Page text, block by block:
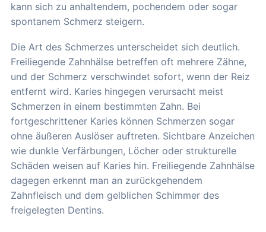
kann sich zu anhaltendem, pochendem oder sogar
spontanem Schmerz steigern.
Die Art des Schmerzes unterscheidet sich deutlich.
Freiliegende Zahnhälse betreffen oft mehrere Zähne,
und der Schmerz verschwindet sofort, wenn der Reiz
entfernt wird. Karies hingegen verursacht meist
Schmerzen in einem bestimmten Zahn. Bei
fortgeschrittener Karies können Schmerzen sogar
ohne äußeren Auslöser auftreten. Sichtbare Anzeichen
wie dunkle Verfärbungen, Löcher oder strukturelle
Schäden weisen auf Karies hin. Freiliegende Zahnhälse
dagegen erkennt man an zurückgehendem
Zahnfleisch und dem gelblichen Schimmer des
freigelegten Dentins.